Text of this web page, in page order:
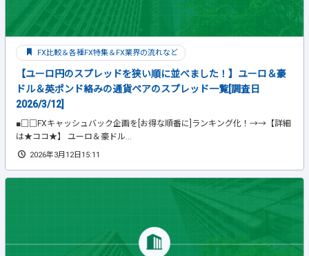
FX比較＆各種FX特集＆FX業界の流れなど
【ユーロ円のスプレッドを狭い順に並べました！】ユーロ＆豪
ドル＆英ポンド絡みの通貨ペアのスプレッド一覧[調査日
2026/3/12]
■□□FXキャッシュバック企画を[お得な順番に]ランキング化！→→【詳細
は★ココ★】 ユーロ＆豪ドル...
2026年3月12日15:11